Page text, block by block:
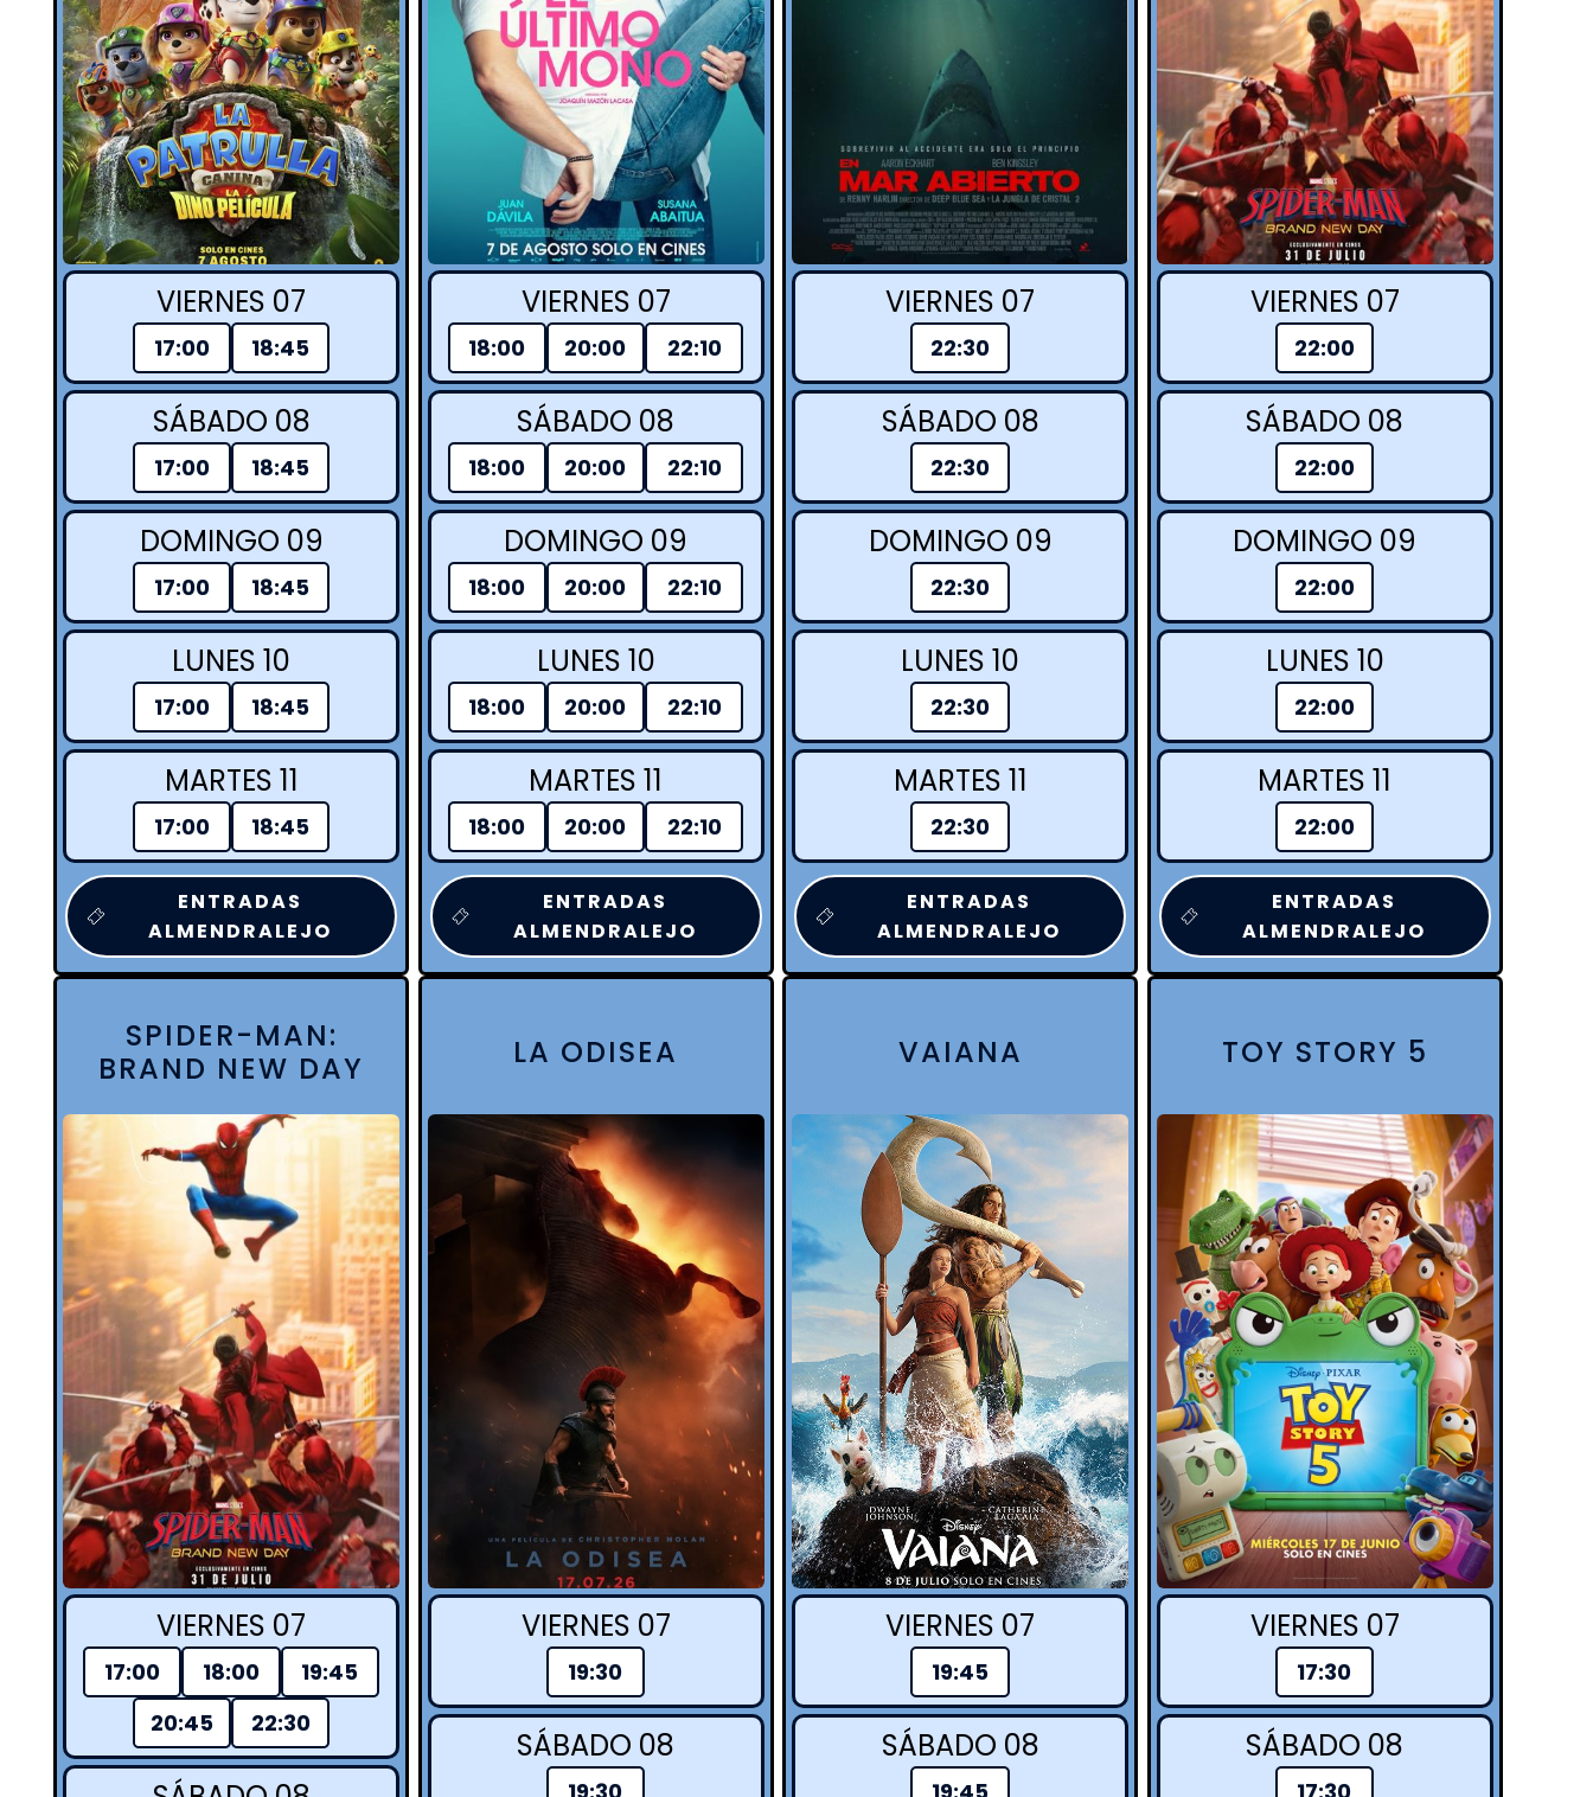
VIERNES 07
17:00 18:45
SÁBADO 08
17:00 18:45
DOMINGO 09
17:00 18:45
LUNES 10
17:00 18:45
MARTES 11
17:00 18:45
ENTRADAS
ALMENDRALEJO
VIERNES 07
18:00 20:00 22:10
SÁBADO 08
18:00 20:00 22:10
DOMINGO 09
18:00 20:00 22:10
LUNES 10
18:00 20:00 22:10
MARTES 11
18:00 20:00 22:10
ENTRADAS
ALMENDRALEJO
VIERNES 07
22:30
SÁBADO 08
22:30
DOMINGO 09
22:30
LUNES 10
22:30
MARTES 11
22:30
ENTRADAS
ALMENDRALEJO
VIERNES 07
22:00
SÁBADO 08
22:00
DOMINGO 09
22:00
LUNES 10
22:00
MARTES 11
22:00
ENTRADAS
ALMENDRALEJO
SPIDER-MAN:
BRAND NEW DAY
VIERNES 07
17:00 18:00
19:45
20:45
22:30
LA ODISEA
VIERNES 07
19:30
SÁBADO 08
VAIANA
VIERNES 07
19:45
SÁBADO 08
TOY STORY 5
VIERNES 07
17:30
SÁBADO 08